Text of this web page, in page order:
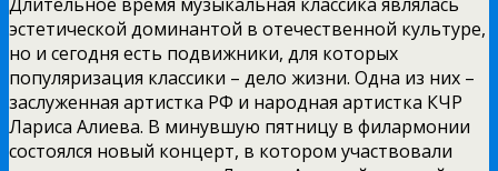
эстетической доминантой в отечественной культуре,
но и сегодня есть подвижники, для которых
популяризация классики – дело жизни. Одна из них –
заслуженная артистка РФ и народная артистка КЧР
Лариса Алиева. В минувшую пятницу в филармонии
состоялся новый концерт, в котором участвовали